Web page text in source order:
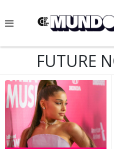
NOTICIAS
CIENCIA Y TECNOLOGÍA
VIDA
SOCIEDAD
FUTURE